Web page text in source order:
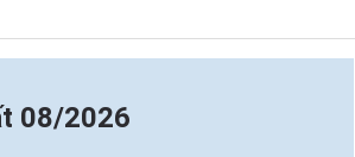
08/2026